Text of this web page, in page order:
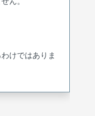
けではありま